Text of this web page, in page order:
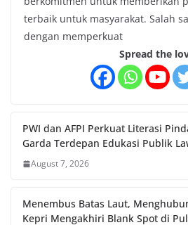
terbaik untuk masyarakat. Salah
dengan memperkuat
Spread the
PWI dan AFPI Perkuat Literasi
Garda Terdepan Edukasi Publik
August 7, 2026
Menembus Batas Laut,
Kepri Mengakhiri Blank Spot di